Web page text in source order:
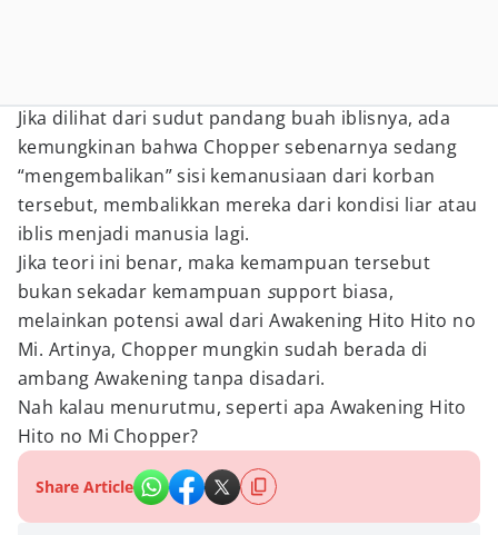
Jika dilihat dari sudut pandang buah iblisnya, ada
kemungkinan bahwa Chopper sebenarnya sedang
“mengembalikan” sisi kemanusiaan dari korban
tersebut, membalikkan mereka dari kondisi liar atau
iblis menjadi manusia lagi.
Jika teori ini benar, maka kemampuan tersebut
bukan sekadar kemampuan support biasa,
melainkan potensi awal dari Awakening Hito Hito no
Mi. Artinya, Chopper mungkin sudah berada di
ambang Awakening tanpa disadari.
Nah kalau menurutmu, seperti apa Awakening Hito
Hito no Mi Chopper?
Share Article